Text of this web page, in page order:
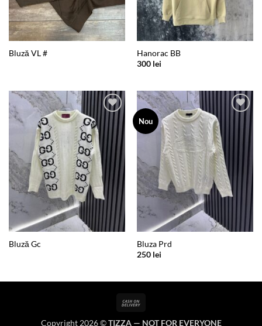
Bluză VL #
Hanorac BB
300 lei
Add to
wishlist
Bluză Gc
Nou
Add to
wishlist
Bluza Prd
250 lei
Copyright 2026 ©TIZZA — NOT FOR EVERYONE